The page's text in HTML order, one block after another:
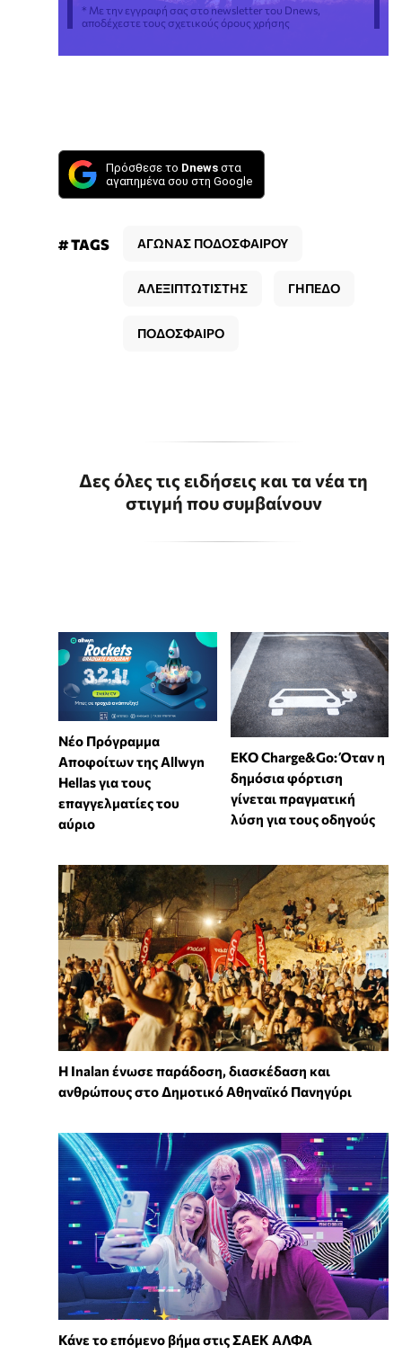
* Με την εγγραφή σας στο newsletter του Dnews,
αποδέχεστε τους σχετικούς όρους χρήσης
Πρόσθεσε το Dnews στα
αγαπημένα σου στη Google
# TAGS ΑΓΩΝΑΣ ΠΟΔΟΣΦΑΙΡΟΥ
ΑΛΕΞΙΠΤΩΤΙΣΤΗΣ ΓΗΠΕΔΟ
ΠΟΔΟΣΦΑΙΡΟ
Δες όλες τις ειδήσεις και τα νέα τη
στιγμή που συμβαίνουν
Νέο Πρόγραμμα
Αποφοίτων της Allwyn
Hellas για τους
επαγγελματίες του
αύριο
EKO Charge&Go: Όταν η
δημόσια φόρτιση
γίνεται πραγματική
λύση για τους οδηγούς
Η Inalan ένωσε παράδοση, διασκέδαση και
ανθρώπους στο Δημοτικό Αθηναϊκό Πανηγύρι
Κάνε το επόμενο βήμα στις ΣΑΕΚ ΑΛΦΑ